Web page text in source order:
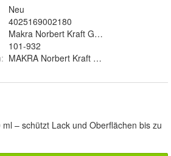
Neu
4025169002180
Makra Norbert Kraft GmbH
101-932
: MAKRA Norbert Kraft GmbH,
– schützt Lack und Oberflächen bis zu